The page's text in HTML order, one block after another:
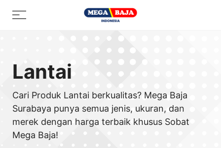
Menu
Lantai
Cari Produk Lantai berkualitas? Mega Baja
Surabaya punya semua jenis, ukuran, dan
merek dengan harga terbaik khusus Sobat
Mega Baja!